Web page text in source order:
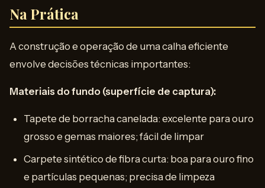
Na Prática
A construção e operação de uma calha eficiente
envolve decisões técnicas importantes:
Materiais do fundo (superfície de captura):
Tapete de borracha canelada: excelente para ouro
grosso e gemas maiores; fácil de limpar
Carpete sintético de fibra curta: boa para ouro fino
e partículas pequenas; precisa de limpeza